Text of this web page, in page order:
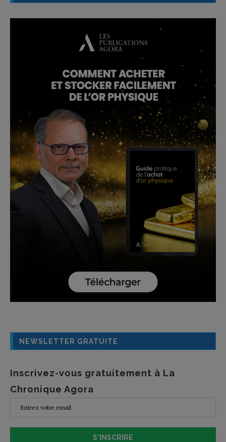
NEWSLETTER GRATUITE
Inscrivez-vous gratuitement à La
Chronique Agora
S'INSCRIRE